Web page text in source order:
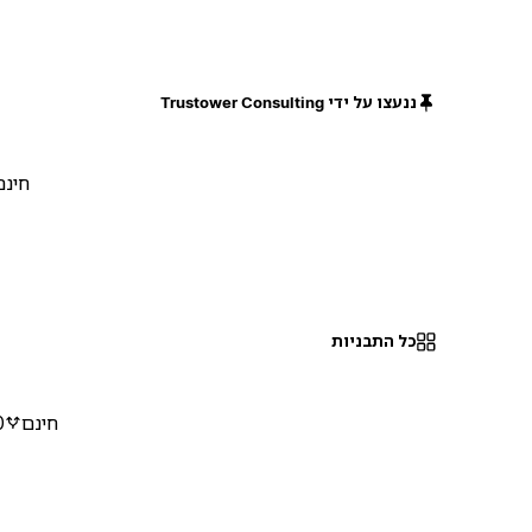
ננעצו על ידי Trustower Consulting
כל התבניות
חינם